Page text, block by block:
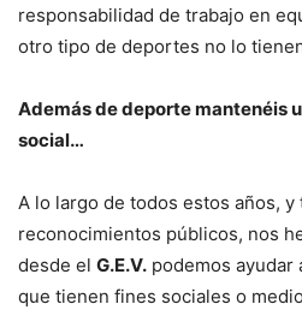
responsabilidad de trabajo en
otro tipo de deportes no lo
Además de deporte mantenéis
social…
A lo largo de todos estos años,
reconocimientos públicos, nos
desde el G.E.V. podemos ayudar
que tienen fines sociales o